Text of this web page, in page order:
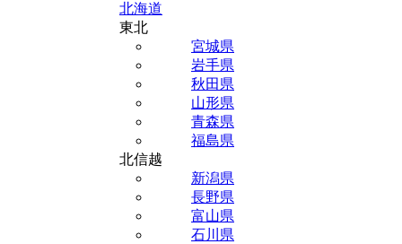
北海道
東北
宮城県
岩手県
秋田県
山形県
青森県
福島県
北信越
新潟県
長野県
富山県
石川県